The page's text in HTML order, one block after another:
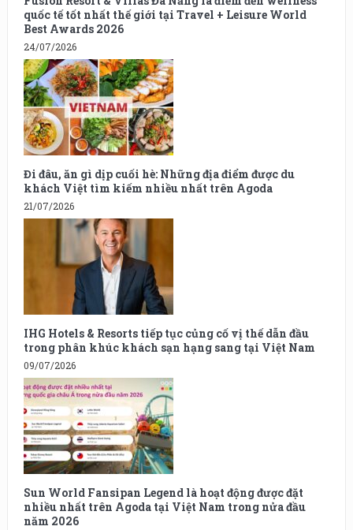
quốc tế tốt nhất thế giới tại Travel + Leisure World
Best Awards 2026
24/07/2026
Đi đâu, ăn gì dịp cuối hè: Những địa điểm được du
khách Việt tìm kiếm nhiều nhất trên Agoda
21/07/2026
IHG Hotels & Resorts tiếp tục củng cố vị thế dẫn đầu
trong phân khúc khách sạn hạng sang tại Việt Nam
09/07/2026
Sun World Fansipan Legend là hoạt động được đặt
nhiều nhất trên Agoda tại Việt Nam trong nửa đầu
năm 2026